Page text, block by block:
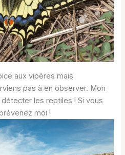
aux vipères mais
pas à en observer. Mon
les reptiles ! Si vous
moi !